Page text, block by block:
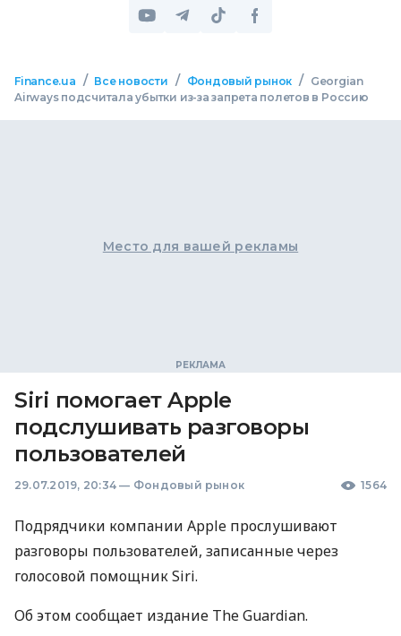
Finance.ua / Все новости / Фондовый рынок /
Georgian
Airways подсчитала убытки из-за запрета полетов в Россию
Место для вашей рекламы
Siri помогает Apple
подслушивать разговоры
пользователей
29.07.2019, 20:34 — Фондовый рынок 1564
Подрядчики компании Apple прослушивают
разговоры пользователей, записанные через
голосовой помощник Siri.
Об этом сообщает издание The Guardian.